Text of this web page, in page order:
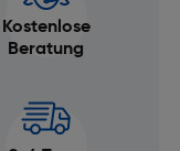
Kostenlose
Beratung